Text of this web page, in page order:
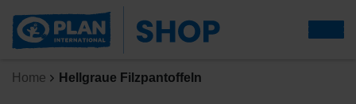
Home Hellgraue Filzpantoffeln